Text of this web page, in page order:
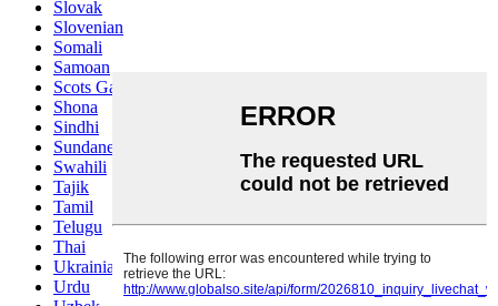
Slovak
Slovenian
Somali
Samoan
Scots Gaelic
Shona
Sindhi
Sundanese
Swahili
Tajik
Tamil
Telugu
Thai
Ukrainian
Urdu